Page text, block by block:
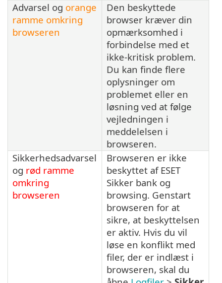
Advarsel og orange
ramme omkring
browseren
Den beskyttede
browser kræver din
opmærksomhed i
forbindelse med et
ikke-kritisk problem.
Du kan finde flere
oplysninger om
problemet eller en
løsning ved at følge
vejledningen i
meddelelsen i
browseren.
Sikkerhedsadvarsel
og rød ramme
omkring
browseren
Browseren er ikke
beskyttet af ESET
Sikker bank og
browsing. Genstart
browseren for at
sikre, at beskyttelsen
er aktiv. Hvis du vil
løse en konflikt med
filer, der er indlæst i
browseren, skal du